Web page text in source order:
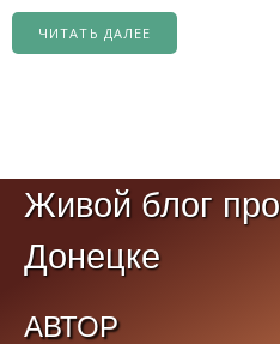
ЧИТАТЬ ДАЛЕЕ
Живой блог
Донецке
АВТОР